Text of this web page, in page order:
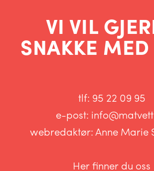
VI VIL
SNAKKE
tlf: 95 22 09 95
e-post:
webredaktør:Anne Marie
Her finner du oss